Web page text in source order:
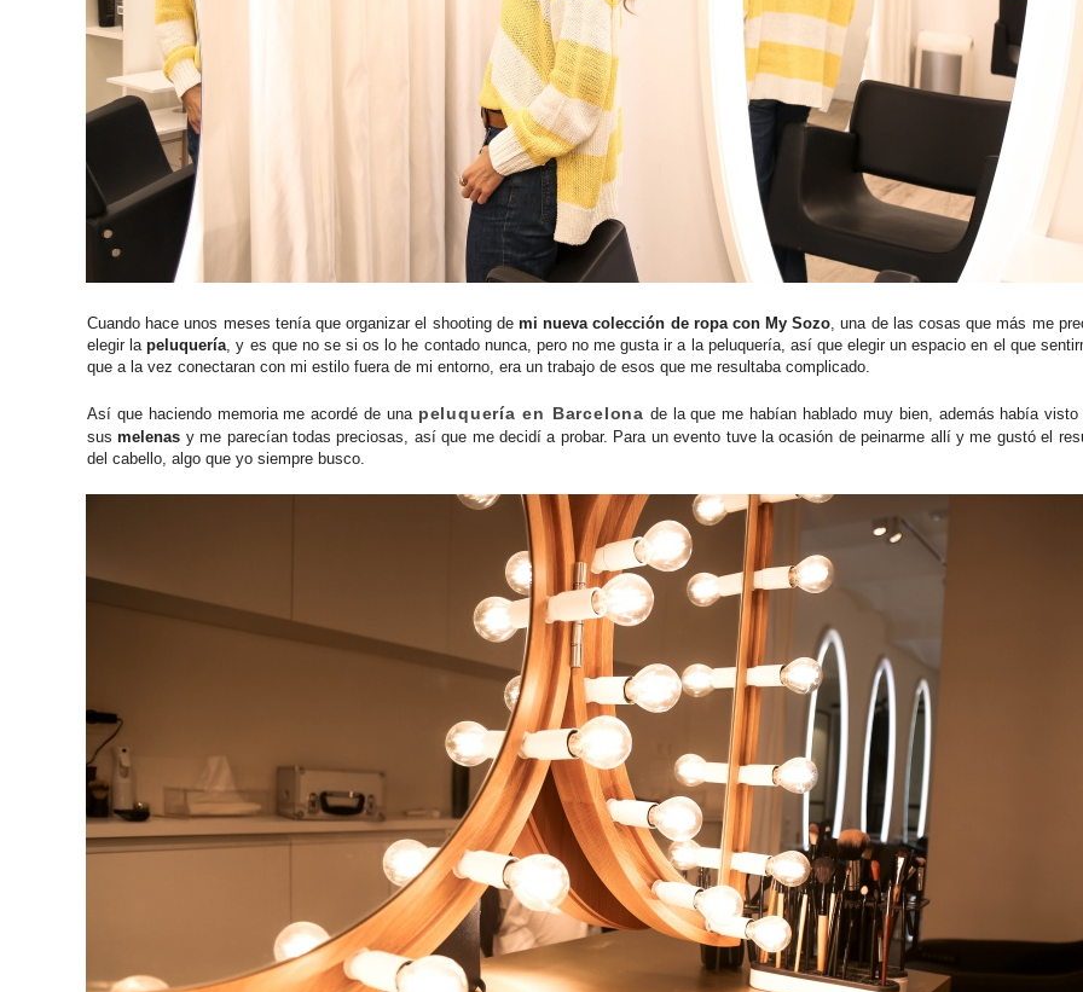
Cuando hace unos meses tenía que organizar el shooting de mi nueva colección de ropa con My Sozo, una de las cosas que más me
elegir lapeluquería, y es que no se si os lo he contado nunca, pero no me gusta ir a la peluquería, así que elegir un espacio en el que
que a la vez conectaran con mi estilo fuera de mi entorno, era un trabajo de esos que me resultaba complicado.
Así que haciendo memoria me acordé de una peluquería en Barcelona de la que me habían hablado muy bien, además había visto
susmelenas y me parecían todas preciosas, así que me decidí a probar. Para un evento tuve la ocasión de peinarme allí y me gustó el
del cabello, algo que yo siempre busco.